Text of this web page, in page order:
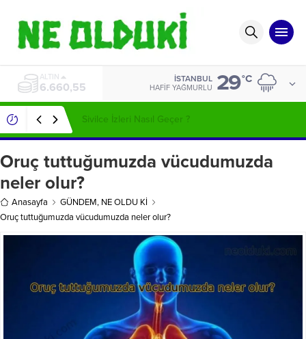
ALTIN
6.660,55
İSTANBUL
HAFIF YAĞMURLU 29°C
Sivilce İzleri Nasıl Geçer ?
Oruç tuttuğumuzda vücudumuzda
neler olur?
Anasayfa GÜNDEM, NE OLDU Kİ
Oruç tuttuğumuzda vücudumuzda neler olur?